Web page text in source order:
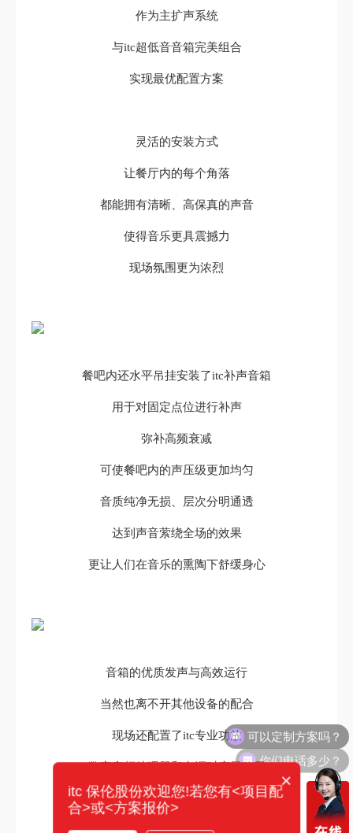
作为主扩声系统
与itc超低音音箱完美组合
实现最优配置方案
灵活的安装方式
让餐厅内的每个角落
都能拥有清晰、高保真的声音
使得音乐更具震撼力
现场氛围更为浓烈
餐吧内还水平吊挂安装了itc补声音箱
用于对固定点位进行补声
弥补高频衰减
可使餐吧内的声压级更加均匀
音质纯净无损、层次分明通透
达到声音萦绕全场的效果
更让人们在音乐的熏陶下舒缓身心
音箱的优质发声与高效运行
当然也离不开其他设备的配合
现场还配置了itc专业功放
数字音频处理器和电源时序器使用
能够提供精确的音频处理
出色的声音效果和稳定可靠的运行能力
你们电话多少？
×
itc 保伦股份欢迎您!若您有<项目配
合>或<方案报价>